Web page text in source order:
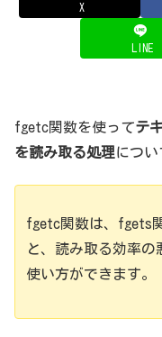
X
LINE
fgetc関数を使ってテ
を読み取る処理につい
fgetc関数は、fgets
と、読み取る効率
使い方ができます。